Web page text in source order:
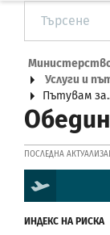
Услуги и
Пътувам
ПОСЛЕДНА
ИНДЕКС НА РИСКА